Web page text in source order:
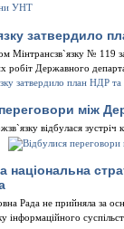
затвердило
Мiнтрансзв`язку № 119
робiт Державного
між
вiдбулася зустрiч
національна
Рада не прийняла за
iнформацiйного